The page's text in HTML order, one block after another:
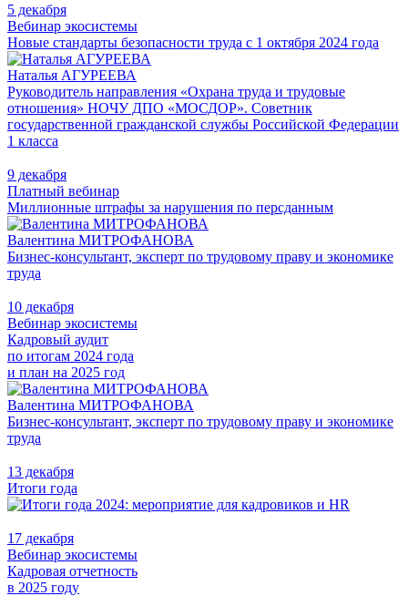
5 декабря
Вебинар экосистемы
Новые стандарты безопасности труда с 1 октября 2024 года
Наталья АГУРЕЕВА
Руководитель направления «Охрана труда и трудовые
отношения» НОЧУ ДПО «МОСДОР». Советник
государственной гражданской службы Российской Федерации
1 класса
9 декабря
Платный вебинар
Миллионные штрафы за нарушения по персданным
Валентина МИТРОФАНОВА
Бизнес-консультант, эксперт по трудовому праву и экономике
труда
10 декабря
Вебинар экосистемы
Кадровый аудит
по итогам 2024 года
и план на 2025 год
Валентина МИТРОФАНОВА
Бизнес-консультант, эксперт по трудовому праву и экономике
труда
13 декабря
Итоги года
17 декабря
Вебинар экосистемы
Кадровая отчетность
в 2025 году